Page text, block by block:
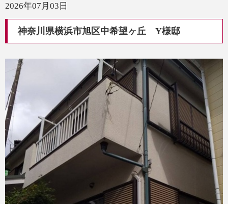
2026年07月03日
神奈川県横浜市旭区中希望ヶ丘 Y様邸